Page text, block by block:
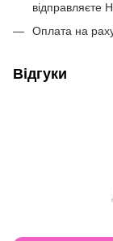
відправляєте
Оплата на
Відгуки